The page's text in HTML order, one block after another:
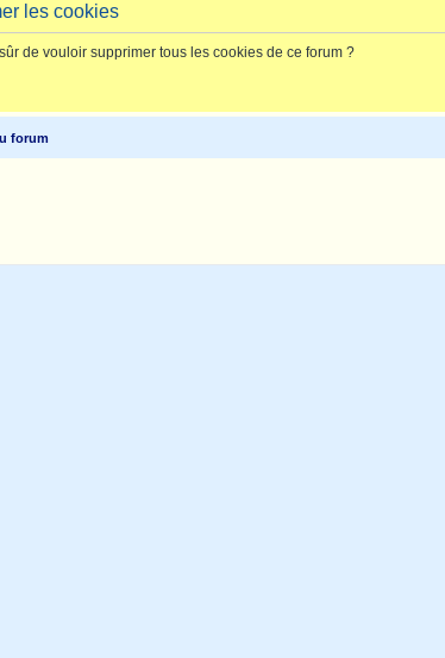
les cookies
de vouloir supprimer tous les cookies de ce forum ?
forum